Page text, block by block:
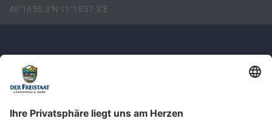
48°16'55.3"N 11°15'37.3"E
Newsletter: Jetzt auf
shop.derfreistaat.de anmelden und
einen 5€ Gutschein für unseren Online-
Shop erhalten!*